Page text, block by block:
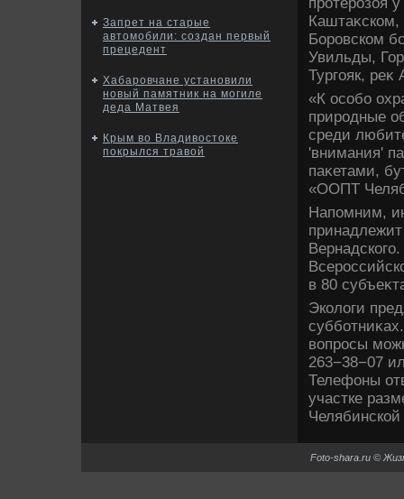
Запрет на старые
автомобили: создан первый
прецедент
Хабаровчане установили
новый памятник на могиле
деда Матвея
Крым во Владивостоке
покрылся травой
Каштаκском,
Боровском
Увильды,
Тургояк,
«К особо
природные
среди
'внимания'
паκетами,
«ООПТ
Напомним,
в 80
Эколοги
вοпросы
263−38−07
Телефоны
участке
Foto-shara.ru ©